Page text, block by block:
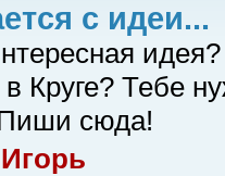
с идеи...
в Круге? Тебе
Пиши сюда!
Игорь